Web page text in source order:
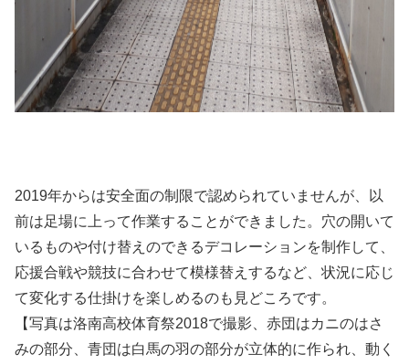
2019年からは安全面の制限で認められていませんが、以
前は足場に上って作業することができました。穴の開いて
いるものや付け替えのできるデコレーションを制作して、
応援合戦や競技に合わせて模様替えするなど、状況に応じ
て変化する仕掛けを楽しめるのも見どころです。
【写真は洛南高校体育祭2018で撮影、赤団はカニのはさ
みの部分、青団は白馬の羽の部分が立体的に作られ、動く